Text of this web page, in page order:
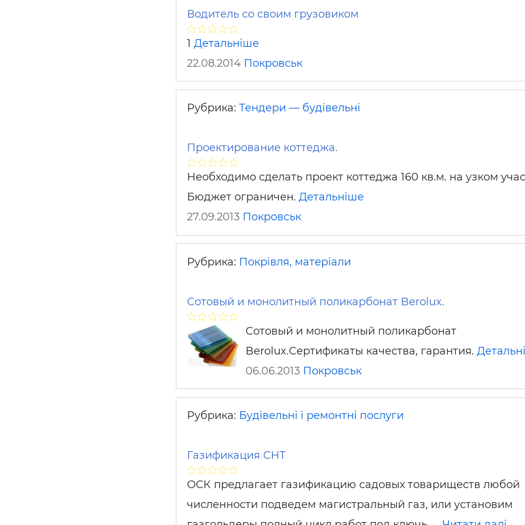
Водитель со своим грузовиком
1 Детальніше
22.08.2014 Покровськ
Рубрика: Тендери — будівельні
Проектирование коттеджа.
Необходимо сделать проект коттеджа 160 кв.м. на узком
Бюджет ограничен. Детальніше
27.09.2013 Покровськ
Рубрика: Покрівля, матеріали
Сотовый и монолитный поликарбонат Berolux.
Сотовый и монолитный поликарбонат
Berolux.Сертификаты качества, гарантия.
06.06.2013 Покровськ
Рубрика: Будівельні і ремонтні послуги
Газификация СНТ
ОСК предлагает газификацию садовых товариществ любой
численности подведем магистральный газ, или установим